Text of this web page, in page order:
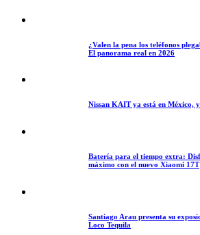
¿Valen la pena los teléfonos
El panorama real en 2026
Nissan KAIT ya está en México,
Batería para el tiempo extra:
máximo con el nuevo Xiaomi 17T
Santiago Arau presenta su
Loco Tequila